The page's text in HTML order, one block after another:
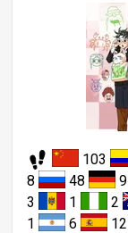
103
8
48 9
3
1 2
1
6 12